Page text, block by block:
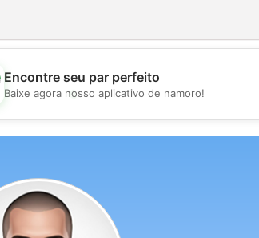
💖
Encontre seu par perfeito
Baixe agora nosso aplicativo de namoro!